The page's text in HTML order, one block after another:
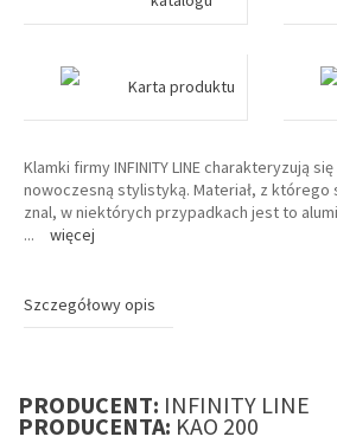
Karta produktu
Klamki firmy INFINITY LINE charakteryzują
nowoczesną stylistyką. Materiał, z którego
znal, w niektórych przypadkach jest to
...
więcej
Szczegółowy opis
PRODUCENT: INFINITY LINE
PRODUCENTA: KAO 200